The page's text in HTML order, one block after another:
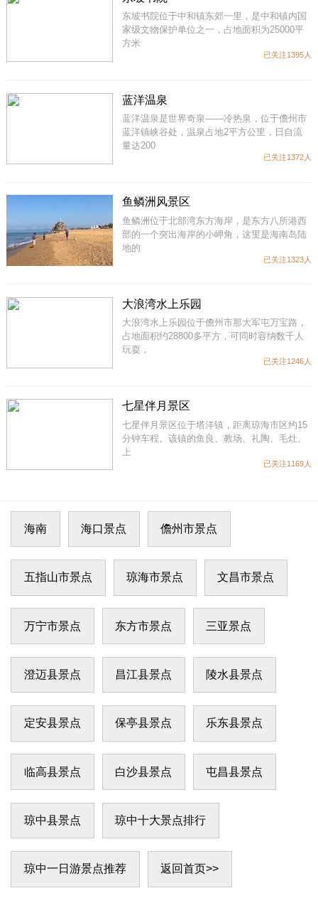
东坡书院位于中和镇东郊一里，是中和镇内国
家级文物保护单位之一，占地面积为25000平
方米
已关注1395人
蓝洋温泉
蓝洋温泉是世界奇泉——冷热泉，位于儋州市
蓝洋镇峡谷处，温泉占地2平方公里，日自流
量达200
已关注1372人
鱼鳞洲风景区
鱼鳞洲位于北部湾东方海岸，是东方八所港西
部的一个突出海岸的小岬角，这里是海南岛陆
地的
已关注1323人
大浪湾水上乐园
大浪湾水上乐园位于儋州市那大军屯万宝路，
占地面积约28800多平方，可同时容纳数千人
玩耍，
已关注1246人
七星伴月景区
七星伴月景区位于塔洋镇，距离琼海市区约15
分钟车程。该镇的鱼良、教场、礼陶、毛灶、
上
已关注1169人
海南 海口景点 儋州市景点
五指山市景点 琼海市景点 文昌市景点
万宁市景点 东方市景点 三亚景点
澄迈县景点 昌江县景点 陵水县景点
定安县景点 保亭县景点 乐东县景点
临高县景点 白沙县景点 屯昌县景点
琼中县景点 琼中十大景点排行
琼中一日游景点推荐 返回首页>>